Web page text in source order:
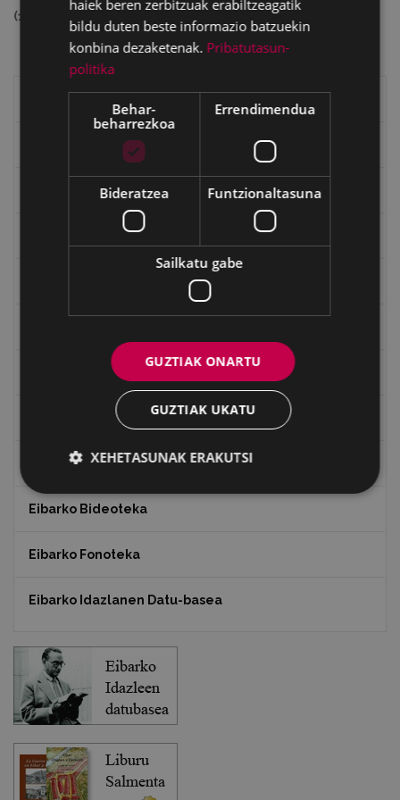
(13039320 bytes)
"Eibar" rebista sarean
Goi Argi aldizkaria
"Gure Herria" aldizkaria
Txostenak eta dokumentuak
EXFIBAR
Eibarko Bideoteka
Eibarko Fonoteka
Eibarko Idazlanen Datu-basea
haiek beren zerbitzuak erabiltzeagatik
bildu duten beste informazio batzuekin
konbina dezaketenak. Pribatutasun-
politika
Behar-
beharrezkoa
Errendimendua
Bideratzea Funtzionaltasuna
Sailkatu gabe
GUZTIAK ONARTU
GUZTIAK UKATU
XEHETASUNAK ERAKUTSI